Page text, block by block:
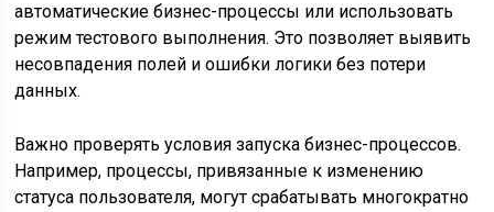
автоматические бизнес-процессы или использовать
режим тестового выполнения. Это позволяет выявить
несовпадения полей и ошибки логики без потери
данных.
Важно проверять условия запуска бизнес-процессов.
Например, процессы, привязанные к изменению
статуса пользователя, могут срабатывать многократно